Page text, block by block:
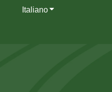
ItalianoMostra